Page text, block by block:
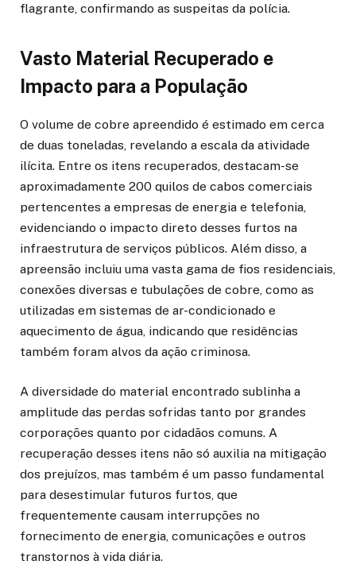
flagrante, confirmando as suspeitas da polícia.
Vasto Material Recuperado e
Impacto para a População
O volume de cobre apreendido é estimado em cerca
de duas toneladas, revelando a escala da atividade
ilícita. Entre os itens recuperados, destacam-se
aproximadamente 200 quilos de cabos comerciais
pertencentes a empresas de energia e telefonia,
evidenciando o impacto direto desses furtos na
infraestrutura de serviços públicos. Além disso, a
apreensão incluiu uma vasta gama de fios residenciais,
conexões diversas e tubulações de cobre, como as
utilizadas em sistemas de ar-condicionado e
aquecimento de água, indicando que residências
também foram alvos da ação criminosa.
A diversidade do material encontrado sublinha a
amplitude das perdas sofridas tanto por grandes
corporações quanto por cidadãos comuns. A
recuperação desses itens não só auxilia na mitigação
dos prejuízos, mas também é um passo fundamental
para desestimular futuros furtos, que
frequentemente causam interrupções no
fornecimento de energia, comunicações e outros
transtornos à vida diária.